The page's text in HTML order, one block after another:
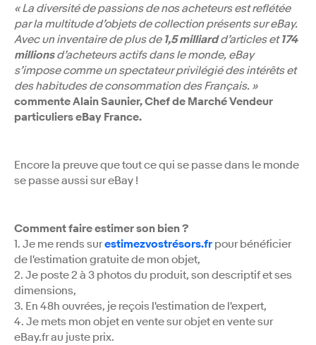
« La diversité de passions de nos acheteurs est reflétée
par la multitude d’objets de collection présents sur eBay.
Avec un inventaire de plus de 1,5 milliardd’articles et174
millionsd’acheteurs actifs dans le monde, eBay
s’impose comme un spectateur privilégié des intérêts et
des habitudes de consommation des Français. »
commente Alain Saunier, Chef de Marché Vendeur
particuliers eBay France.
Encore la preuve que tout ce qui se passe dans le monde
se passe aussi sur eBay !
Comment faire estimer son bien ?
1. Je me rends surestimezvostrésors.fr pour bénéficier
de l'estimation gratuite de mon objet,
2. Je poste 2 à 3 photos du produit, son descriptif et ses
dimensions,
3. En 48h ouvrées, je reçois l'estimation de l'expert,
4. Je mets mon objet en vente sur objet en vente sur
eBay.fr au juste prix.